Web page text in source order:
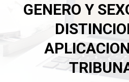
GENERO Y